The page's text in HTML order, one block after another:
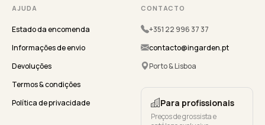
AJUDA
Estado da encomenda
Informações de envio
Devoluções
Termos & condições
Política de privacidade
CONTACTO
+351 22 996 37 37
contacto@ingarden.pt
Porto & Lisboa
Para profissionais
Preços de grossista e